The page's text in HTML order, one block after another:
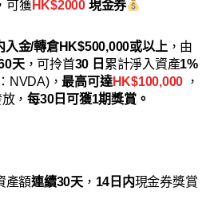
可獲 HK$2000現金券
入金/轉倉HK$500,000或以上 ，由
天，可拎首30 日 累計淨入資產1%
NVDA)， 最高可達HK$100,000 ，
，每30日可獲1期獎賞。
產額連續30天， 14日内現金券獎賞